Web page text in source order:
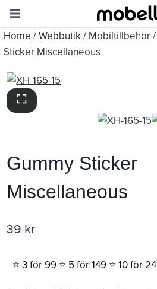
Skip
content
Home /Webbutik/ Mobiltillbehör/
Sticker Miscellaneous
Gummy Sticker
Miscellaneous
39 kr
⭐️ 3 för 99 ⭐️ 5 för 149 ⭐️ 10 för